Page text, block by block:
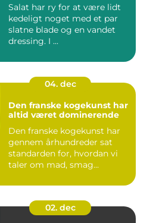
Salat har ry for at være lidt
kedeligt noget med et par
slatne blade og en vandet
dressing. I ...
04. dec
Den franske kogekunst har
altid været dominerende
Den franske kogekunst har
gennem århundreder sat
standarden for, hvordan vi
taler om mad, smag...
02. dec